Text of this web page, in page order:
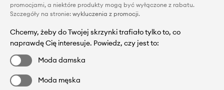
promocjami, a niektóre produkty mogą być wyłączone z rabatu.
Szczegóły na stronie: wykluczenia z promocji.
Chcemy, żeby do Twojej skrzynki trafiało tylko to, co
naprawdę Cię interesuje. Powiedz, czy jest to:
Moda damska
Moda męska